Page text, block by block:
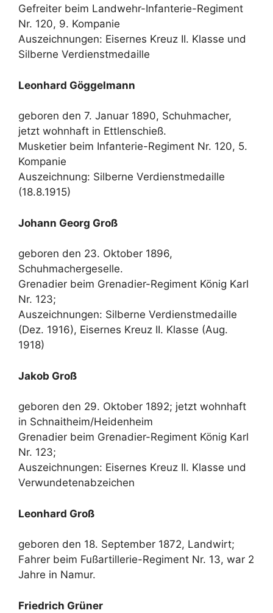
Gefreiter beim Landwehr-Infanterie-Regiment
Nr. 120, 9. Kompanie
Auszeichnungen: Eisernes Kreuz II. Klasse und
Silberne Verdienstmedaille
Leonhard Göggelmann
geboren den 7. Januar 1890, Schuhmacher,
jetzt wohnhaft in Ettlenschieß.
Musketier beim Infanterie-Regiment Nr. 120, 5.
Kompanie
Auszeichnung: Silberne Verdienstmedaille
(18.8.1915)
Johann Georg Groß
geboren den 23. Oktober 1896,
Schuhmachergeselle.
Grenadier beim Grenadier-Regiment König Karl
Nr. 123;
Auszeichnungen: Silberne Verdienstmedaille
(Dez. 1916), Eisernes Kreuz II. Klasse (Aug.
1918)
Jakob Groß
geboren den 29. Oktober 1892; jetzt wohnhaft
in Schnaitheim/Heidenheim
Grenadier beim Grenadier-Regiment König Karl
Nr. 123;
Auszeichnungen: Eisernes Kreuz II. Klasse und
Verwundetenabzeichen
Leonhard Groß
geboren den 18. September 1872, Landwirt;
Fahrer beim Fußartillerie-Regiment Nr. 13, war 2
Jahre in Namur.
Friedrich Grüner